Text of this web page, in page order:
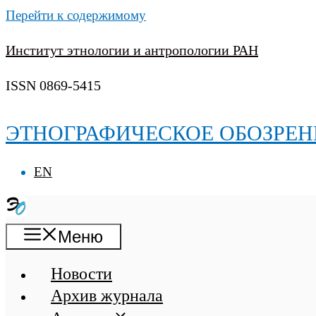
Перейти к содержимому
Институт этнологии и антропологии РАН
ISSN 0869-5415
ЭТНОГРАФИЧЕСКОЕ
EN
Меню
Новости
Архив журнала